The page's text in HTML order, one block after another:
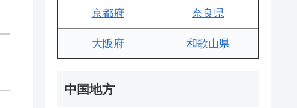
京都府 奈良県
大阪府 和歌山県
中国地方